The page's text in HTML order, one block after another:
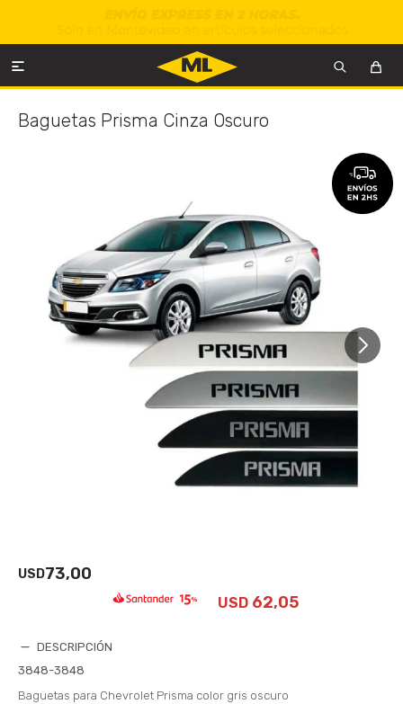

Baguetas Prisma Cinza Oscuro
USD73,00
USD 62,05
DESCRIPCIÓN
3848-3848
Baguetas para Chevrolet Prisma color gris oscuro